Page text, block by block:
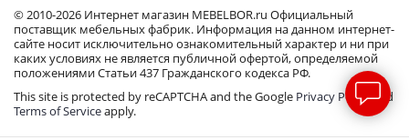
© 2010-2026 Интернет магазин MEBELBOR.ru Официальный
поставщик мебельных фабрик. Информация на данном интернет-
сайте носит исключительно ознакомительный характер и ни при
каких условиях не является публичной офертой, определяемой
положениями Статьи 437 Гражданского кодекса РФ.
This site is protected by reCAPTCHA and the Google Privacy Policyand
Terms of Serviceapply.